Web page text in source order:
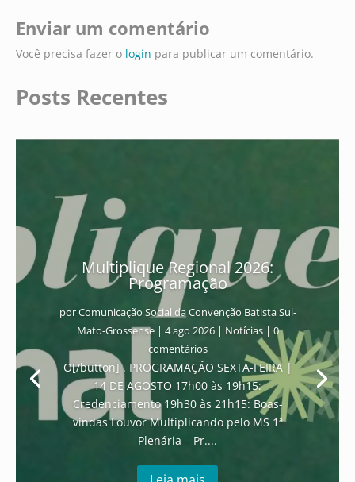
Enviar um comentário
Você precisa fazer o login para publicar um comentário.
Posts Recentes
Multiplique Regional 2026:
Programação
porComunicação Social da Convenção Batista Sul-
Mato-Grossense| 4 ago 2026| Notícias| 0
comentários
O[/button] . PROGRAMAÇÃO SEXTA-FEIRA |
14 DE AGOSTO 17h00 às 19h15:
Credenciamento 19h30 às 21h15: Boas-
vindas Louvor Multiplicando pelo MS 1ª
Plenária – Pr....